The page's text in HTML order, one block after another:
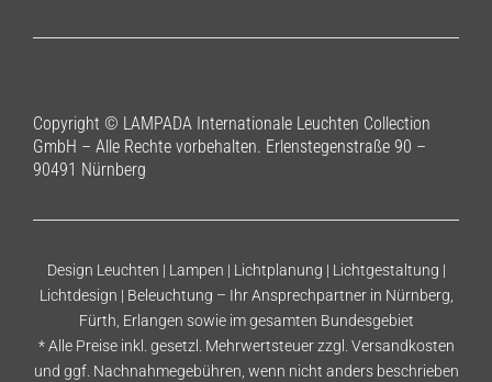
Copyright © LAMPADA Internationale Leuchten Collection
GmbH – Alle Rechte vorbehalten. Erlenstegenstraße 90 –
90491 Nürnberg
Design Leuchten | Lampen | Lichtplanung | Lichtgestaltung |
Lichtdesign | Beleuchtung – Ihr Ansprechpartner in Nürnberg,
Fürth, Erlangen sowie im gesamten Bundesgebiet
* Alle Preise inkl. gesetzl. Mehrwertsteuer zzgl. Versandkosten
und ggf. Nachnahmegebühren, wenn nicht anders beschrieben